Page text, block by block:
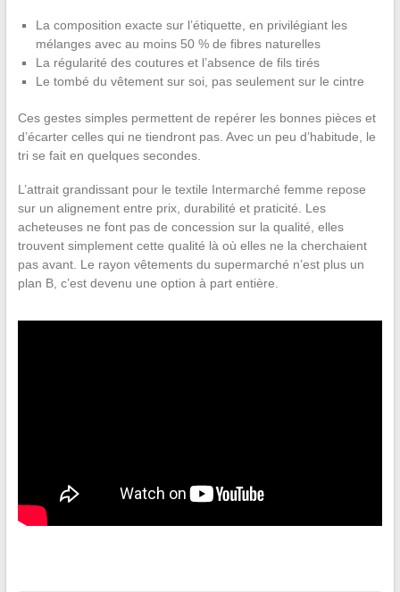
La composition exacte sur l’étiquette, en privilégiant les
mélanges avec au moins 50 % de fibres naturelles
La régularité des coutures et l’absence de fils tirés
Le tombé du vêtement sur soi, pas seulement sur le cintre
Ces gestes simples permettent de repérer les bonnes pièces et
d’écarter celles qui ne tiendront pas. Avec un peu d’habitude, le
tri se fait en quelques secondes.
L’attrait grandissant pour le textile Intermarché femme repose
sur un alignement entre prix, durabilité et praticité. Les
acheteuses ne font pas de concession sur la qualité, elles
trouvent simplement cette qualité là où elles ne la cherchaient
pas avant. Le rayon vêtements du supermarché n’est plus un
plan B, c’est devenu une option à part entière.